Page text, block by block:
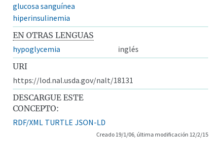
glucosa sanguínea
hiperinsulinemia
EN OTRAS LENGUAS
hypoglycemia
inglés
URI
https://lod.nal.usda.gov/nalt/18131
DESCARGUE ESTE
CONCEPTO:
RDF/XML TURTLE JSON-LD
Creado 19/1/06, última modificación 12/2/15